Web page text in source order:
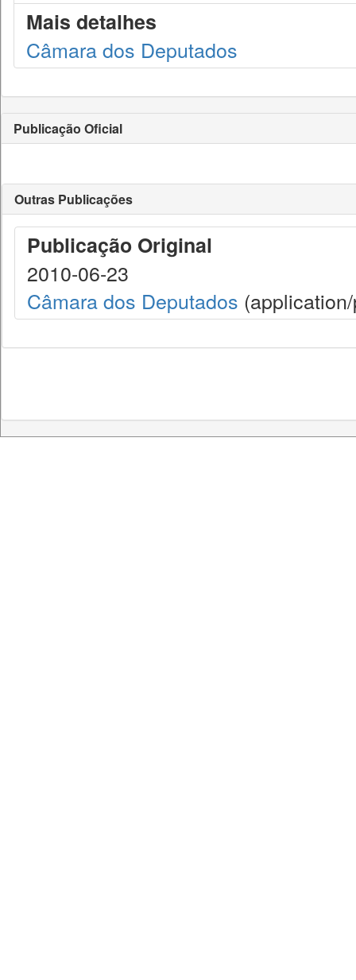
Mais detalhes
Câmara dos Deputados
Publicação Oficial
Outras Publicações
Publicação Original
2010-06-23
Câmara dos Deputados